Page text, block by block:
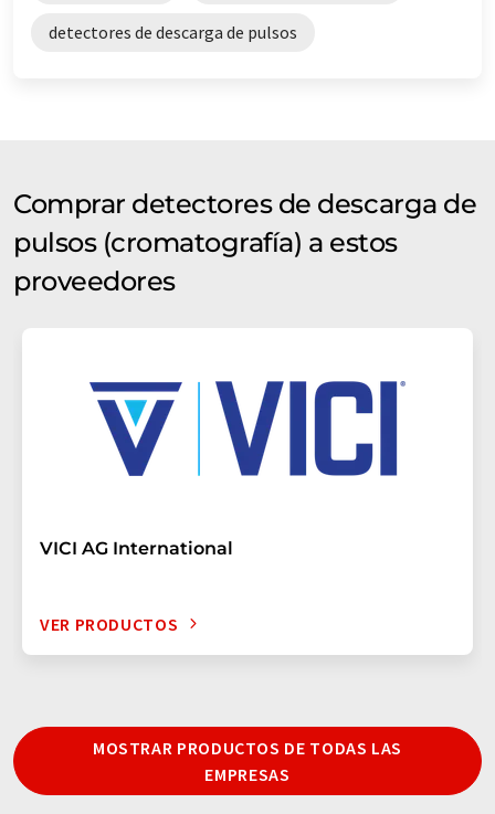
detectores de descarga de pulsos
Comprar detectores de descarga de
pulsos (cromatografía) a estos
proveedores
VICI AG International
VER PRODUCTOS
MOSTRAR PRODUCTOS DE TODAS LAS
EMPRESAS